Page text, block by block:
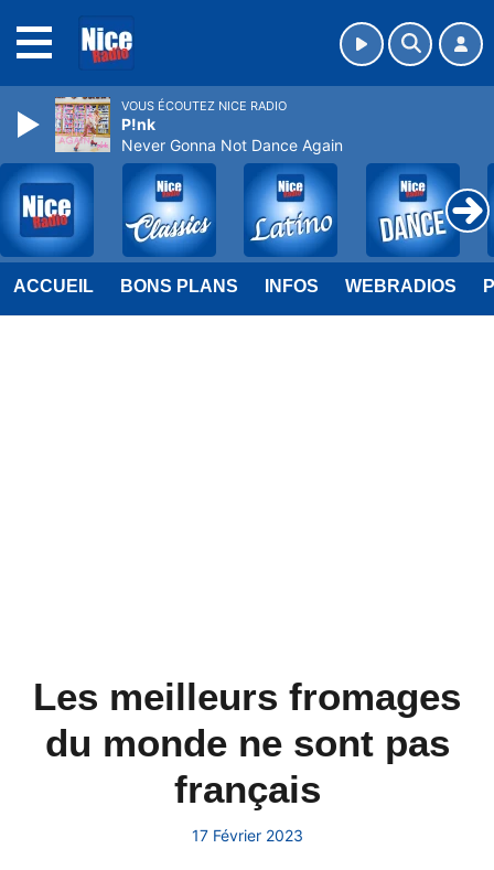
ACCUEIL BONS PLANS INFOS WEBRADIOS
Les meilleurs fromages
du monde ne sont pas
français
17 Février 2023
VOUS ÉCOUTEZ NICE RADIO
P!nk
Never Gonna Not Dance Again